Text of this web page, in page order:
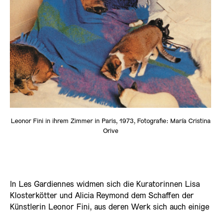
Leonor Fini in ihrem Zimmer in Paris, 1973, Fotografie: María Cristina
Orive
In Les Gardiennes widmen sich die Kuratorinnen Lisa
Klosterkötter und Alicia Reymond dem Schaffen der
Künstlerin Leonor Fini, aus deren Werk sich auch einige